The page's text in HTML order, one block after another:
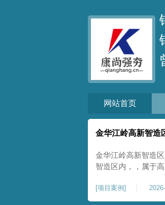
网站首页
金华江岭高新智造
金华江岭高新智造
智造区内，，属于
区新建建设用地，
载力偏弱。新能源
[项目案例 ]